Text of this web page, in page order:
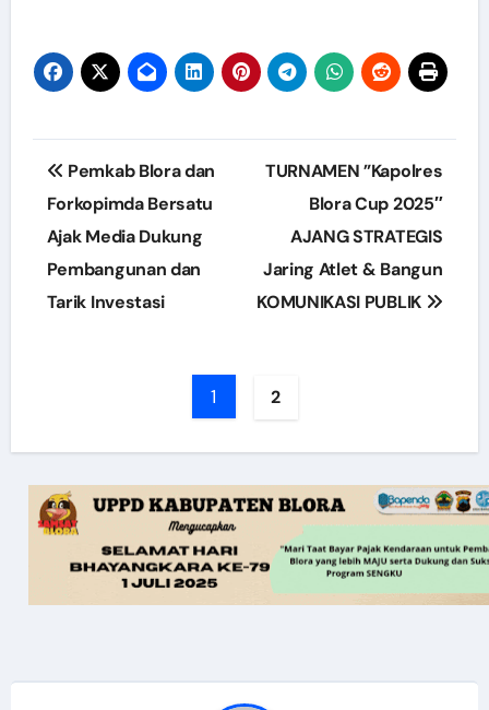
Post
navigation
Pemkab Blora dan
Forkopimda Bersatu
Ajak Media Dukung
Pembangunan dan
Tarik Investasi
TURNAMEN ”Kapolres
Blora Cup 2025″
AJANG STRATEGIS
Jaring Atlet & Bangun
KOMUNIKASI PUBLIK
1 2